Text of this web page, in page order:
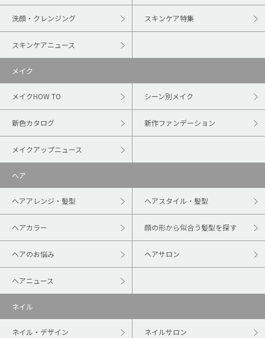
洗顔・クレンジング スキンケア特集
スキンケアニュース
メイク
メイクHOW TO シーン別メイク
新色カタログ 新作ファンデーション
メイクアップニュース
ヘア
ヘアアレンジ・髪型 ヘアスタイル・髪型
ヘアカラー 顔の形から似合う髪型を探す
ヘアのお悩み ヘアサロン
ヘアニュース
ネイル
ネイル・デザイン ネイルサロン